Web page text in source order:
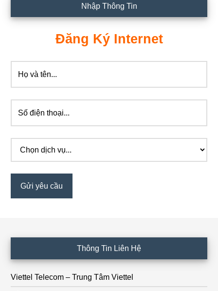
Nhập Thông Tin
Đăng Ký Internet
Thông Tin Liên Hệ
Viettel Telecom – Trung Tâm Viettel